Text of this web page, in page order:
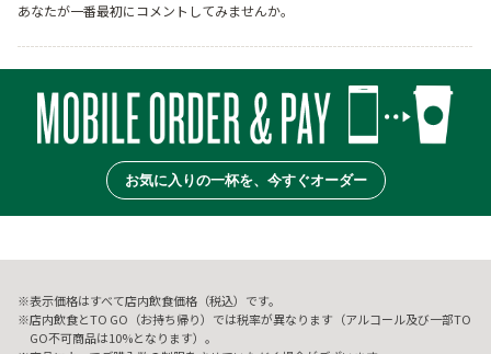
あなたが一番最初にコメントしてみませんか。
お気に入りの一杯を、今すぐオーダー
表示価格はすべて店内飲食価格（税込）です。
店内飲食とTO GO（お持ち帰り）では税率が異なります（アルコール及び一部TO
GO不可商品は10%となります）。